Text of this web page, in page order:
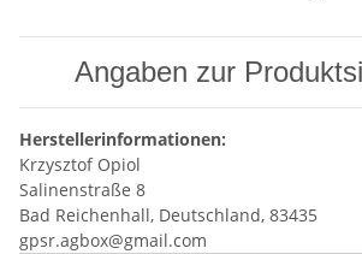
Angaben zur
Herstellerinformationen:
Krzysztof Opiol
Salinenstraße 8
Bad Reichenhall, Deutschland, 83435
gpsr.agbox@gmail.com